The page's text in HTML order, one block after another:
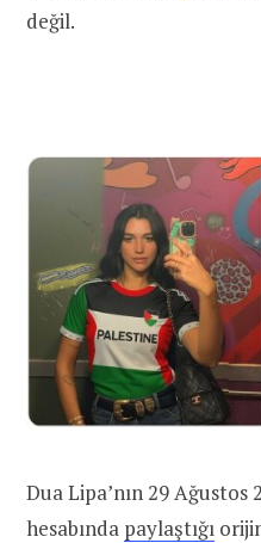
değil.
Dua Lipa’nın 29
hesabında paylaştığı